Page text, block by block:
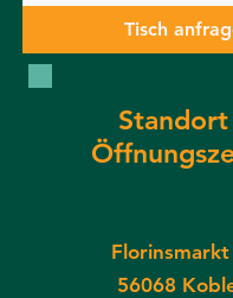
Tisch
Florinsmarkt
56068